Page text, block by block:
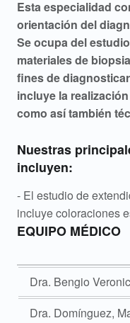
m
Esta especialidad
orientación del
Se ocupa del
materiales de
fines de
incluye la
como así también
Nuestras
incluyen:
- El estudio de
incluye coloraciones
EQUIPO MÉDICO
Dra. Bengio
Dra. Domínguez,